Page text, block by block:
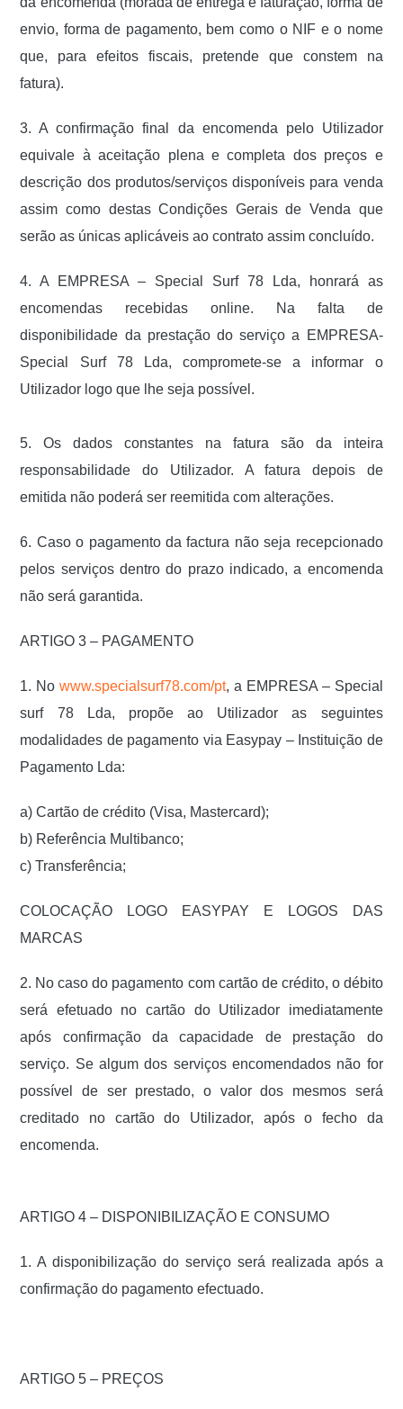
envio, forma de pagamento, bem como o NIF e o nome
que, para efeitos fiscais, pretende que constem na
fatura).
3. A confirmação final da encomenda pelo Utilizador
equivale à aceitação plena e completa dos preços e
descrição dos produtos/serviços disponíveis para venda
assim como destas Condições Gerais de Venda que
serão as únicas aplicáveis ao contrato assim concluído.
4. A EMPRESA – Special Surf 78 Lda, honrará as
encomendas recebidas online. Na falta de
disponibilidade da prestação do serviço a EMPRESA-
Special Surf 78 Lda, compromete-se a informar o
Utilizador logo que lhe seja possível.
5. Os dados constantes na fatura são da inteira
responsabilidade do Utilizador. A fatura depois de
emitida não poderá ser reemitida com alterações.
6. Caso o pagamento da factura não seja recepcionado
pelos serviços dentro do prazo indicado, a encomenda
não será garantida.
ARTIGO 3 – PAGAMENTO
1. Nowww.specialsurf78.com/pt, a EMPRESA – Special
surf 78 Lda, propõe ao Utilizador as seguintes
modalidades de pagamento via Easypay – Instituição de
Pagamento Lda:
a) Cartão de crédito (Visa, Mastercard);
b) Referência Multibanco;
c) Transferência;
COLOCAÇÃO LOGO EASYPAY E LOGOS DAS
MARCAS
2. No caso do pagamento com cartão de crédito, o débito
será efetuado no cartão do Utilizador imediatamente
após confirmação da capacidade de prestação do
serviço. Se algum dos serviços encomendados não for
possível de ser prestado, o valor dos mesmos será
creditado no cartão do Utilizador, após o fecho da
encomenda.
ARTIGO 4 – DISPONIBILIZAÇÃO E CONSUMO
1. A disponibilização do serviço será realizada após a
confirmação do pagamento efectuado.
ARTIGO 5 – PREÇOS